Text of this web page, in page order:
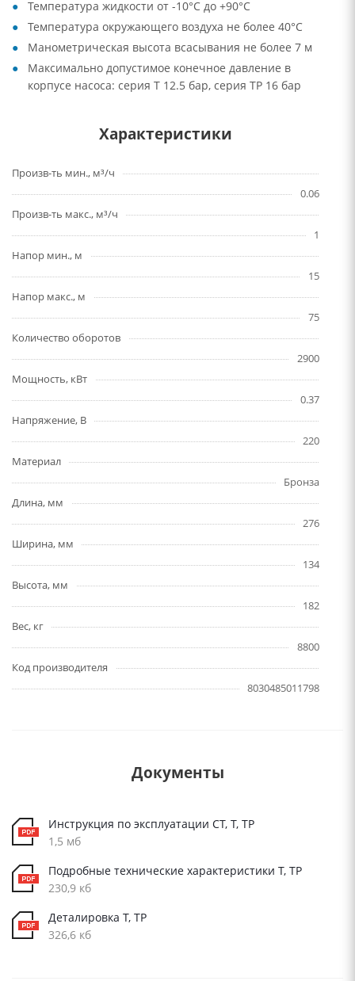
Температура жидкости от -10°C до +90°C
Температура окружающего воздуха не более 40°C
Манометрическая высота всасывания не более 7 м
Максимально допустимое конечное давление в
корпусе насоса: серия Т 12.5 бар, серия TP 16 бар
Характеристики
Произв-ть мин., м³/ч
0.06
Произв-ть макс., м³/ч
1
Напор мин., м
15
Напор макс., м
75
Количество оборотов
2900
Мощность, кВт
0.37
Напряжение, В
220
Материал
Бронза
Длина, мм
276
Ширина, мм
134
Высота, мм
182
Вес, кг
8800
Код производителя
8030485011798
Документы
Инструкция по эксплуатации СТ, Т, ТР
1,5 мб
Подробные технические характеристики Т, ТР
230,9 кб
Деталировка Т, ТР
326,6 кб